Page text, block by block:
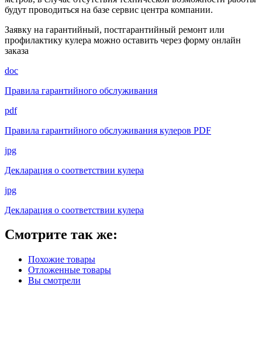
будут проводиться на базе сервис центра компании.
Заявку на гарантийный, постгарантийный ремонт или
профилактику кулера можно оставить через форму онлайн
заказа
doc
Правила гарантийного обслуживания
pdf
Правила гарантийного обслуживания кулеров PDF
jpg
Декларация о соответствии кулера
jpg
Декларация о соответствии кулера
Смотрите так же:
Похожие товары
Отложенные товары
Вы смотрели